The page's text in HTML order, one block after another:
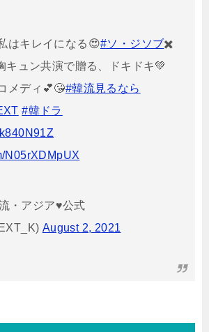
はキレイになる😍#ソ・ジソブ✖️
キュン共演で贈る、ドキドキ💚
メディ💕😘#韓流見るなら
#韓ドラ
N05rXDMpUX
・アジア♥公式
August 2, 2021